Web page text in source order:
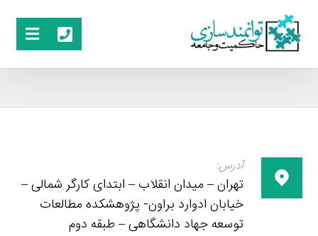
آدرس:
تهران – میدان انقلاب – ابتدای کارگر شمالی –
خیابان ادوارد براون- پژوهشکده مطالعات
توسعه جهاد دانشگاهی – طبقه دوم